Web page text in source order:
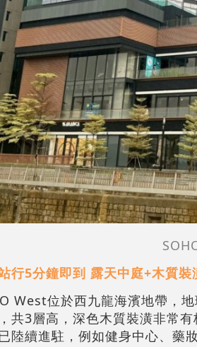
行5分鐘即到 露天中庭+木質裝
West位於西九龍海濱地帶，
共3層高，深色木質裝潢非常
陸續進駐，例如健身中心、藥